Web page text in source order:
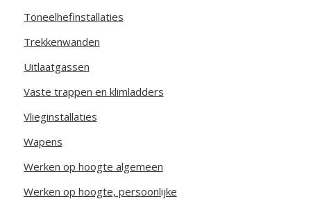
Toneelhefinstallaties
Trekkenwanden
Uitlaatgassen
Vaste trappen en klimladders
Vlieginstallaties
Wapens
Werken op hoogte algemeen
Werken op hoogte, persoonlijke